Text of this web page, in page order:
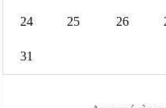
24 25 26
31